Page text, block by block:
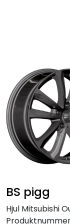
BS pigg
Hjul Mitsubishi
Hjulpakker
Felger
Lastebil
Buss
Anlegg